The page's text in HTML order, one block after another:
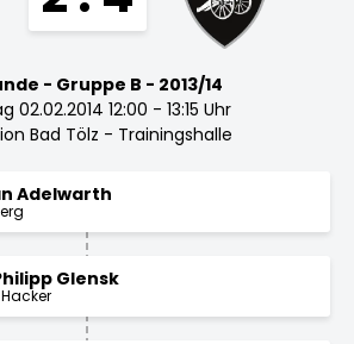
- Gruppe B - 2013/14
02.02.2014 12:00 - 13:15 Uhr
Bad Tölz - Trainingshalle
Adelwarth
Glensk